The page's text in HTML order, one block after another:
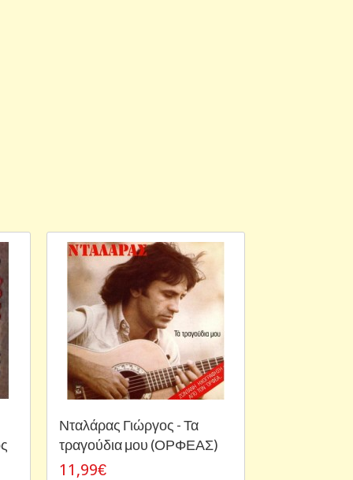
Νταλάρας Γιώργος - Τα
τραγούδια μου (ΟΡΦΕΑΣ)
11,99€